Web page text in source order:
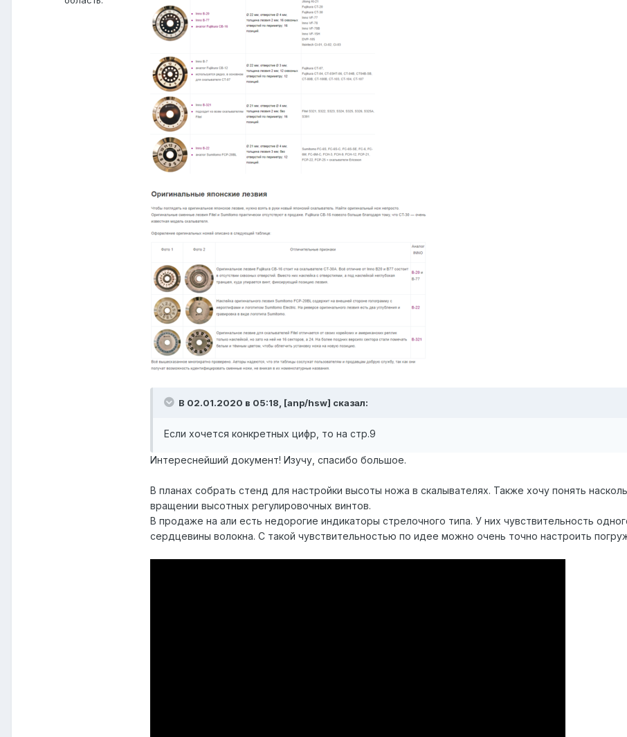
В 02.01.2020 в 05:18, [anp/hsw] сказал:
Если хочется конкретных цифр, то на стр.9
Интереснейший документ! Изучу, спасибо большое.
В планах собрать стенд для настройки высоты ножа в скалывателях. Также хочу понять
вращении высотных регулировочных винтов.
В продаже на али есть недорогие индикаторы стрелочного типа. У них чувствительность
сердцевины волокна. С такой чувствительностью по идее можно очень точно настроить